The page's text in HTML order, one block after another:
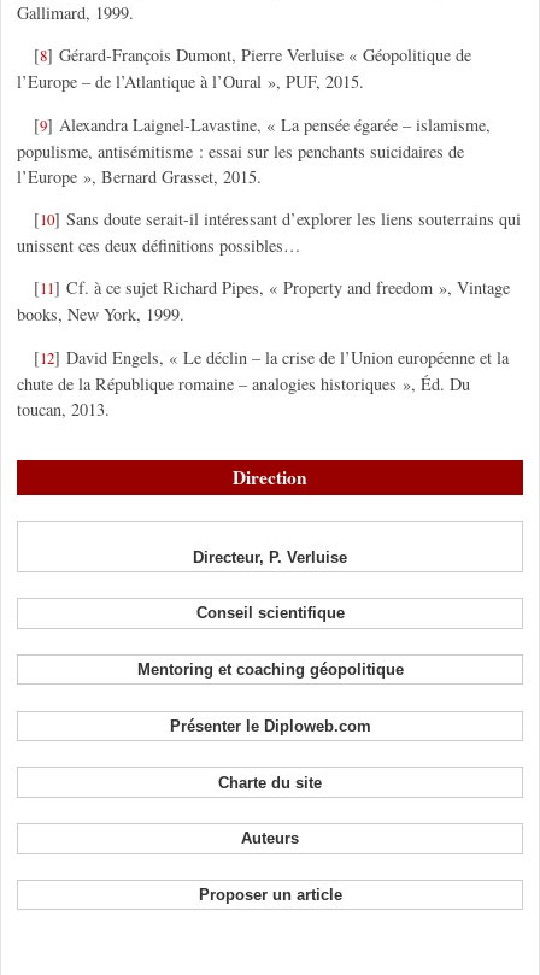
Gallimard, 1999.
[8]Gérard-François Dumont, Pierre Verluise « Géopolitique de
l’Europe – de l’Atlantique à l’Oural », PUF, 2015.
[9] Alexandra Laignel-Lavastine, « La pensée égarée – islamisme,
populisme, antisémitisme : essai sur les penchants suicidaires de
l’Europe », Bernard Grasset, 2015.
[10]Sans doute serait-il intéressant d’explorer les liens souterrains qui
unissent ces deux définitions possibles…
[11]Cf. à ce sujet Richard Pipes, « Property and freedom », Vintage
books, New York, 1999.
[12]David Engels, « Le déclin – la crise de l’Union européenne et la
chute de la République romaine – analogies historiques », Éd. Du
toucan, 2013.
Direction
Directeur, P. Verluise
Conseil scientifique
Mentoring et coaching géopolitique
Présenter le Diploweb.com
Charte du site
Auteurs
Proposer un article